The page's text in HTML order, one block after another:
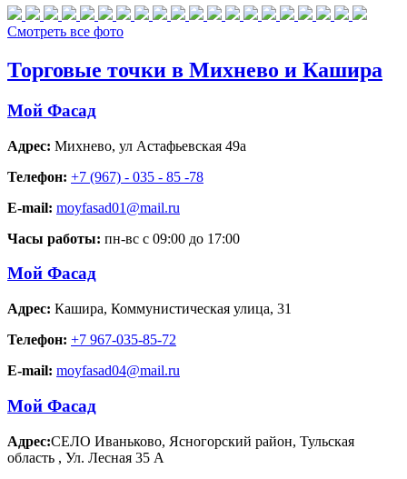
Смотреть все фото
Торговые точки в Михнево и Кашира
Мой Фасад
Адрес: Михнево, ул Астафьевская 49а
Телефон: +7 (967) - 035 - 85 -78
E-mail: moyfasad01@mail.ru
Часы работы: пн-вс с 09:00 до 17:00
Мой Фасад
Адрес: Кашира, Коммунистическая улица, 31
Телефон: +7 967-035-85-72
E-mail: moyfasad04@mail.ru
Мой Фасад
Адрес:СЕЛО Иваньково, Ясногорский район, Тульская
область , Ул. Лесная 35 А